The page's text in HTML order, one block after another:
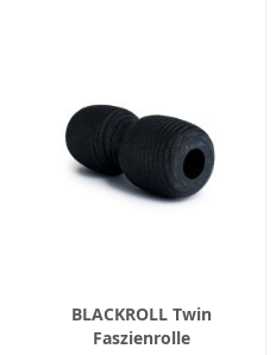
BLACKROLL Twin
Faszienrolle